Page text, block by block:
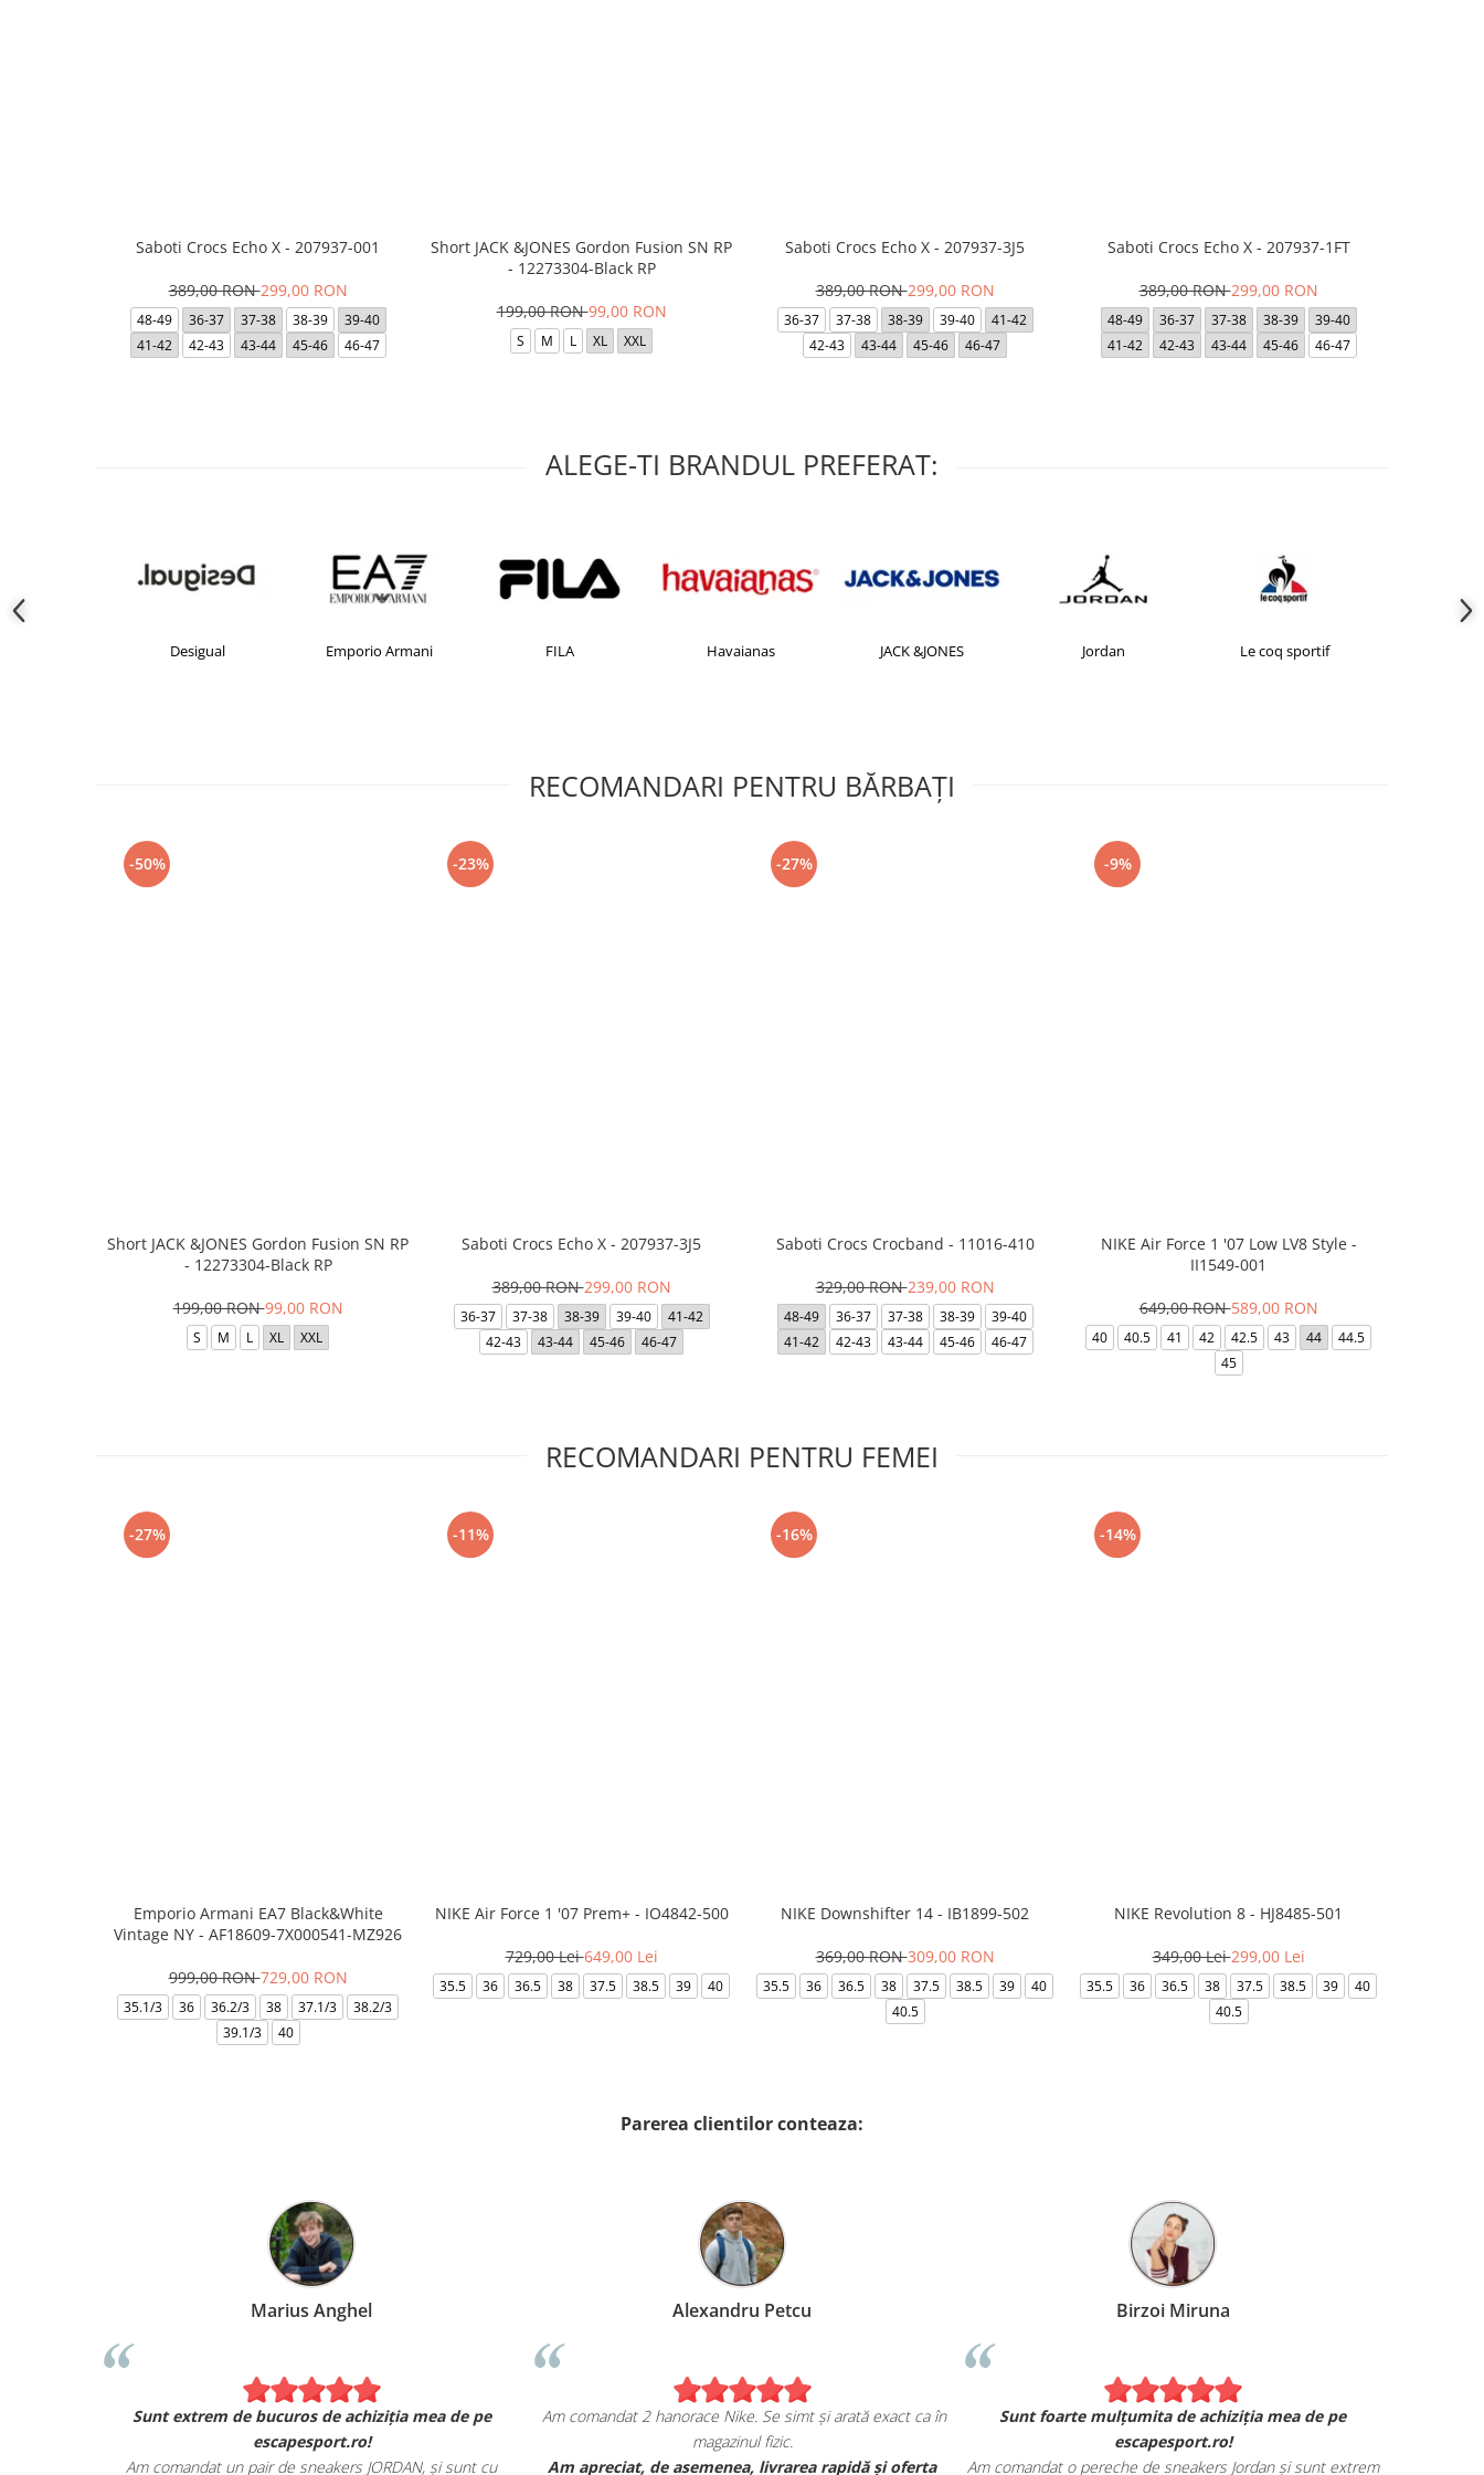
Saboti Crocs Echo X - 207937-001
389,00 RON299,00 RON
48-49 36-37 37-38 38-39
39-40
41-42
42-43 43-44 45-46 46-47
Short JACK &JONES Gordon Fusion SN RP
- 12273304-Black RP
199,00 RON99,00 RON
S M L XL XXL
Saboti Crocs Echo X - 207937-3J5
389,00 RON299,00 RON
36-37 37-38 38-39 39-40
41-42
42-43
43-44 45-46 46-47
Saboti Crocs Echo X - 207937-1FT
389,00 RON299,00 RON
48-49 36-37 37-38 38-39
39-40
41-42
42-43 43-44 45-46 46-47
ALEGE-TI BRANDUL PREFERAT:
Desigual Emporio Armani FILA Havaianas JACK &JONES Jordan Le coq sportif
RECOMANDARI PENTRU BĂRBAŢI
-50%
Short JACK &JONES Gordon Fusion SN RP
- 12273304-Black RP
199,00 RON99,00 RON
S M L XL XXL
-23%
Saboti Crocs Echo X - 207937-3J5
389,00 RON299,00 RON
36-37 37-38 38-39 39-40
41-42
42-43
43-44 45-46 46-47
-27%
Saboti Crocs Crocband - 11016-410
329,00 RON239,00 RON
48-49 36-37 37-38 38-39
39-40
41-42
42-43 43-44 45-46 46-47
-9%
NIKE Air Force 1 '07 Low LV8 Style -
II1549-001
649,00 RON589,00 RON
40 40.5 41 42 42.5 43 44
44.5
45
RECOMANDARI PENTRU FEMEI
-27%
Emporio Armani EA7 Black&White
Vintage NY - AF18609-7X000541-MZ926
999,00 RON729,00 RON
35.1/3 36 36.2/3 38 37.1/3
38.2/3
39.1/3
40
-11%
NIKE Air Force 1 '07 Prem+ - IO4842-500
729,00 Lei649,00 Lei
35.5 36 36.5 38 37.5 38.5 39 40
-16%
NIKE Downshifter 14 - IB1899-502
369,00 RON309,00 RON
35.5 36 36.5 38 37.5 38.5 39
40
40.5
-14%
NIKE Revolution 8 - HJ8485-501
349,00 Lei299,00 Lei
35.5 36 36.5 38 37.5 38.5 39
40
40.5
Parerea clientilor conteaza:
Marius Anghel
Sunt extrem de bucuros de achiziția mea de pe
escapesport.ro!
Am comandat un pair de sneakers JORDAN, și sunt cu
Alexandru Petcu
Am comandat 2 hanorace Nike. Se simt și arată exact ca în
magazinul fizic.
Am apreciat, de asemenea, livrarea rapidă și oferta
Birzoi Miruna
Sunt foarte mulțumita de achiziția mea de pe
escapesport.ro!
Am comandat o pereche de sneakers Jordan și sunt extrem